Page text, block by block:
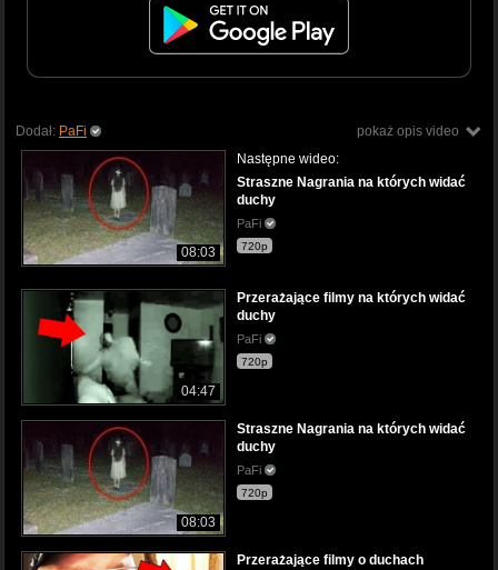
pokaż opis video
Dodał: PaFi
08:03
Następne wideo:
Straszne Nagrania na których widać
duchy
PaFi
720p
04:47
Przerażające filmy na których widać
duchy
PaFi
720p
08:03
Straszne Nagrania na których widać
duchy
PaFi
720p
Przerażające filmy o duchach